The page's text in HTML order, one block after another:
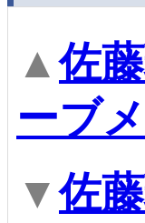
▲佐
ーブ
▼佐